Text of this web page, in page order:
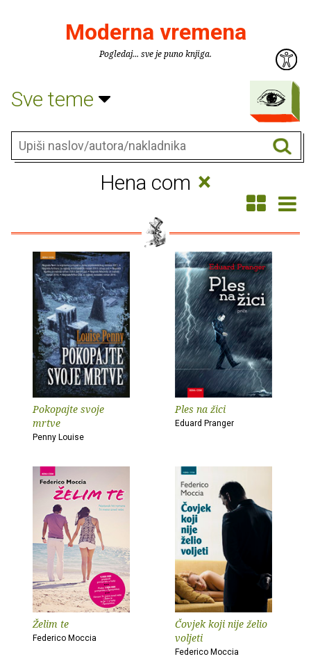
Moderna vremena
Pogledaj... sve je puno knjiga.
Sve teme
Hena com ×
Pokopajte svoje
mrtve
Penny Louise
Ples na žici
Eduard Pranger
Želim te
Federico Moccia
Čovjek koji nije želio
voljeti
Federico Moccia